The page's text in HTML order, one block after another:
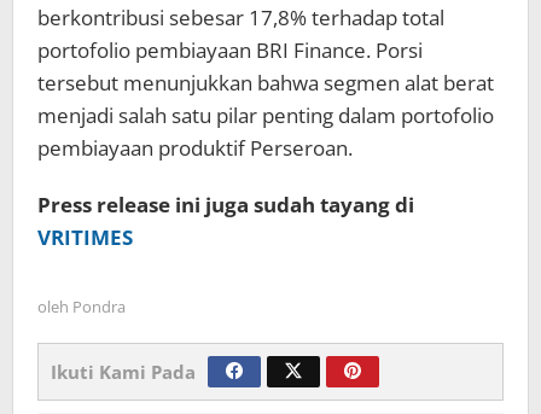
berkontribusi sebesar 17,8% terhadap total
portofolio pembiayaan BRI Finance. Porsi
tersebut menunjukkan bahwa segmen alat berat
menjadi salah satu pilar penting dalam portofolio
pembiayaan produktif Perseroan.
Press release ini juga sudah tayang di
VRITIMES
oleh Pondra
Ikuti Kami Pada